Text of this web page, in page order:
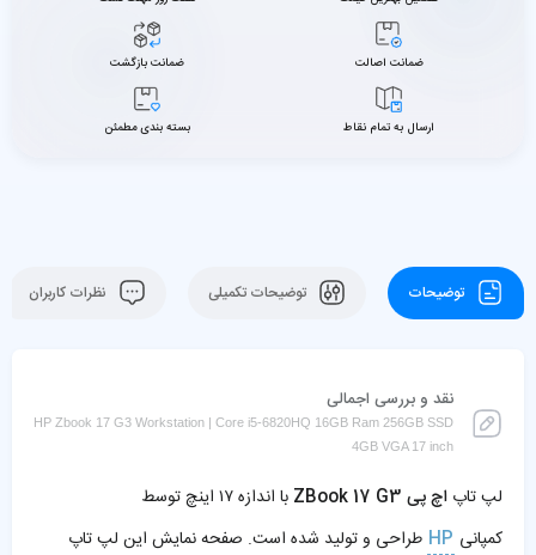
ضمانت اصالت ضمانت بازگشت
ارسال به تمام نقاط بسته بندی مطمئن
توضیحات توضیحات تکمیلی نظرات کاربران
نقد و بررسی اجمالی
HP Zbook 17 G3 Workstation | Core i5-6820HQ 16GB Ram 256GB SSD
4GB VGA 17 inch
لپ تاپ اچ پی ZBook 17 G3
با اندازه ۱۷ اینچ توسط
کمپانی HP طراحی و تولید شده است. صفحه نمایش این لپ تاپ